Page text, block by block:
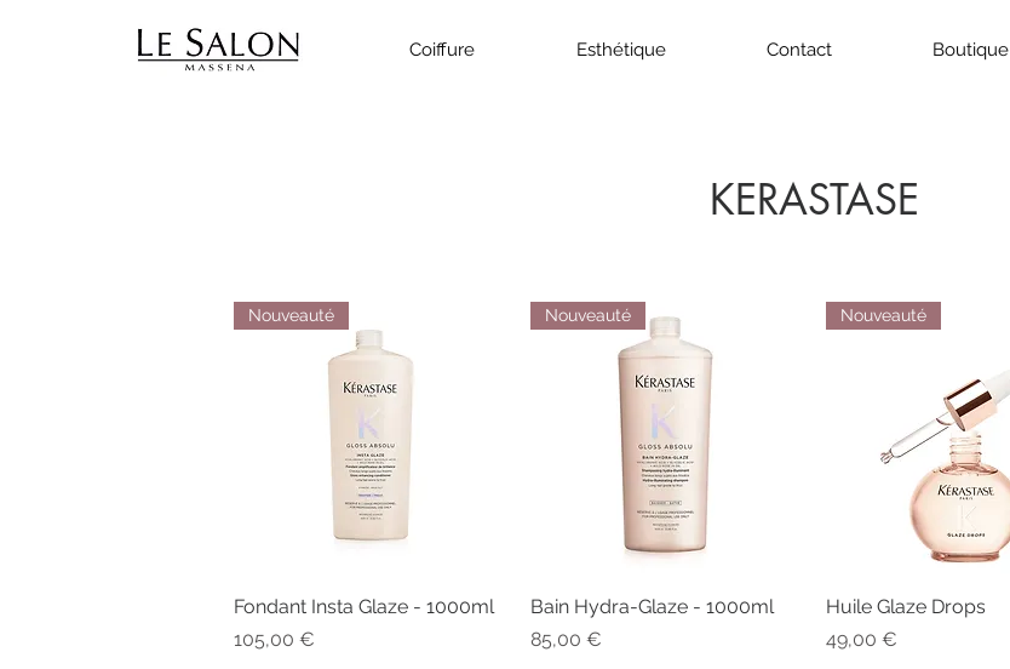
Coiffure
Esthétique Contact Boutique
KERASTASE
Aperçu rapide
Nouveauté
Fondant Insta Glaze - 1000ml
Prix
105,00 €
Aperçu rapide
Nouveauté
Bain Hydra-Glaze - 1000ml
Prix
85,00 €
Aperçu rapide
Nouveauté
Huile Glaze Drops
Prix
49,00 €